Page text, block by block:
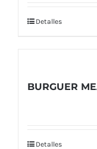
Detalles
BURGUER
Detalles